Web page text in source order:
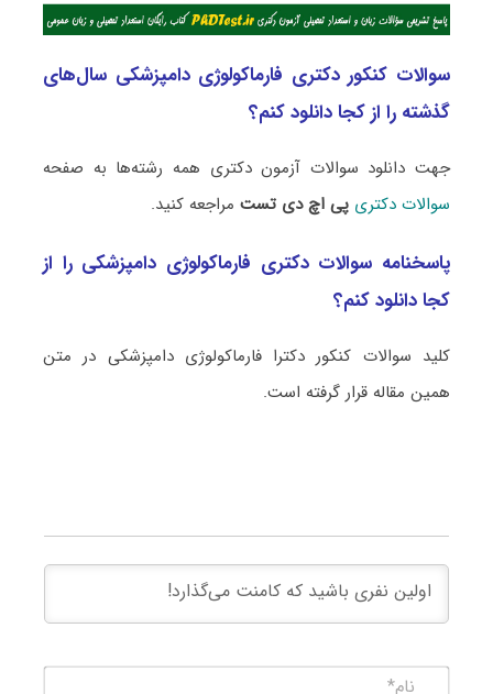
سوالات کنکور دکتری فارماکولوژی دامپزشکی سال‌های
گذشته را از کجا دانلود کنم؟
جهت دانلود سوالات آزمون دکتری همه رشته‌ها به صفحه
سوالات دکتری پی اچ دی تستمراجعه کنید.
پاسخنامه سوالات دکتری فارماکولوژی دامپزشکی را از
کجا دانلود کنم؟
کلید سوالات کنکور دکترا فارماکولوژی دامپزشکی در متن
همین مقاله قرار گرفته است.